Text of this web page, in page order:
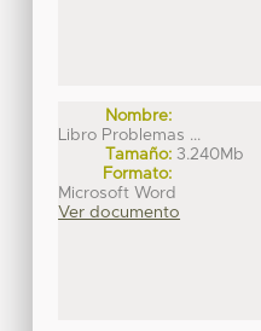
Nombre:
Libro Problemas ...
Tamaño: 3.240Mb
Formato:
Microsoft Word
Ver documento